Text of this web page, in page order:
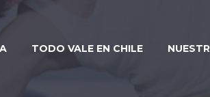
TODO VALE EN CHILE